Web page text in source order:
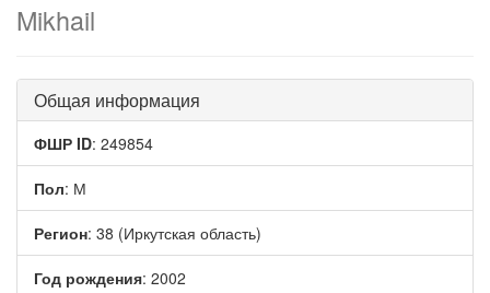
Mikhail
Общая информация
ФШР ID: 249854
Пол: М
Регион: 38 (Иркутская область)
Год рождения: 2002